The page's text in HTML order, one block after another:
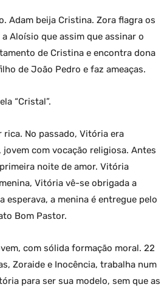
Adam beija Cristina. Zora flagra os
Aloísio que assim que assinar o
de Cristina e encontra dona
de João Pedro e faz ameaças.
“Cristal”.
rica. No passado, Vitória era
jovem com vocação religiosa. Antes
noite de amor. Vitória
Vitória vê-se obrigada a
a menina é entregue pelo
Bom Pastor.
com sólida formação moral. 22
Zoraide e Inocência, trabalha num
para ser sua modelo, sem que as